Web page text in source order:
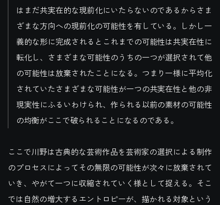
はまだ共実在的な現前化にいたらないのであるからさま
ざまな方向への現前化の可能性を有している。しかし一
義的な形に完成されるとこれまでの可能性は共実在性に
転化し、さまざまな可能性のうちの一つが選択されて他
の可能性は放棄されたことになる。つまり一様に平均化
されていたさまざまな可能性が一つの共実在性と他の非
現実性にふるいわけられ、作られる以前の素材の可能性
の均衡がここで破られることになるのである。
ここで川野は古典的な芸術作品を芸術家の選択による制作
のプロセスによってその無限の可能性が次々に放棄されて
いき、やがて一つに収縮されていく様として捉える。そこ
では自然の増大するエントロピーが、描かれる対象という